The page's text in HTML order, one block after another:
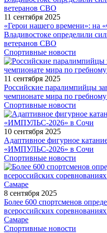
11 сентября 2025
«Герои нашего времени»: на
Владивостоке определили
ветеранов СВО
Спортивные новости
11 сентября 2025
Российские паралимпийцы
чемпионате мира по
Спортивные новости
10 сентября 2025
Адаптивное фигурное
«ИМПУЛЬС-2026» в Сочи
Спортивные новости
8 сентября 2025
Более 600 спортсменов
всероссийских
Самаре
Спортивные новости